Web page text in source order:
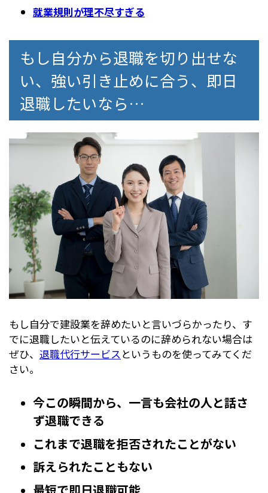
就業規則が理不尽すぎる
もし自分から退職を切り出せな
い、強い引き止めに合う、即日
退職したいなら…
もし自分で建設業を辞めたいと言いづらかったり、す
でに退職したいと伝えているのに辞められない場合は
ぜひ、 退職代行サービス というものを使ってみてくだ
さい。
今この瞬間から、一言も会社の人と話さ
ず退職できる
これまで退職を拒否されたことがない
訴えられたこともない